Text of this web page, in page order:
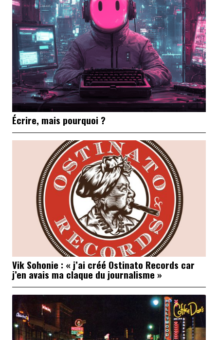
Écrire, mais pourquoi ?
Vik Sohonie : « j’ai créé Ostinato Records car
j’en avais ma claque du journalisme »